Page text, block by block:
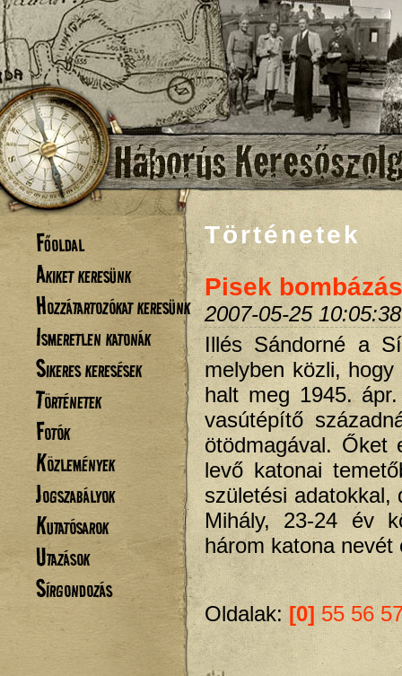
Főoldal
Akiket keresünk
Hozzátartozókat keresünk
Ismeretlen katonák
Sikeres keresések
Történetek
Fotók
Közlemények
Jogszabályok
Kutatósarok
Utazások
Sírgondozás
Történetek
Pisek
2007-05-25 10:05:38
Illés Sándorné a
melyben közli,
halt meg 1945.
vasútépítő
ötödmagával.
levő katonai
születési adatokkal,
Mihály, 23-24 év
három katona
Oldalak: [0] 55 56